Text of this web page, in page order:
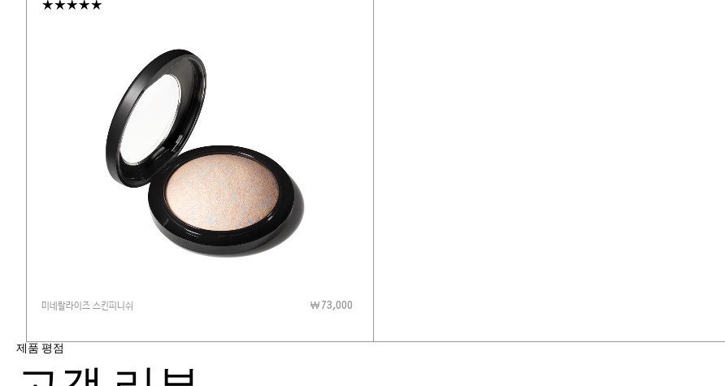
미네랄라이즈 스킨피니쉬 ₩ 73,000
제품 평점